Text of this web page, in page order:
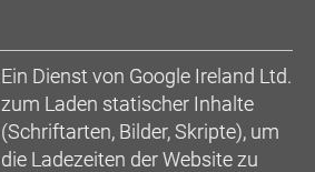
Ein Dienst von Google Ireland Ltd.
zum Laden statischer Inhalte
(Schriftarten, Bilder, Skripte), um
die Ladezeiten der Website zu